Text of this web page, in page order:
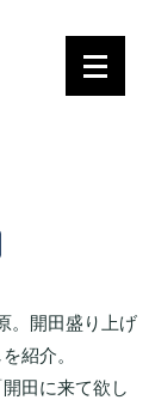
。開田盛り上げ
紹介。
田に来て欲し